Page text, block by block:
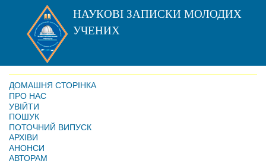
НАУКОВІ ЗАПИСКИ МОЛОДИХ
УЧЕНИХ
ДОМАШНЯ СТОРІНКА
ПРО НАС
УВІЙТИ
ПОШУК
ПОТОЧНИЙ ВИПУСК
АРХІВИ
АНОНСИ
АВТОРАМ